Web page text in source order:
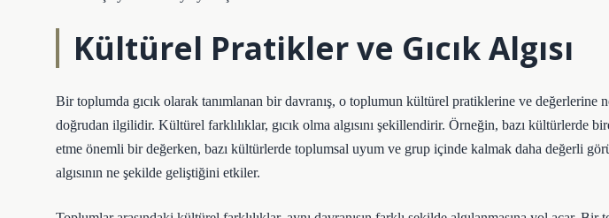
Kültürel Pratikler ve Gıcık Algısı
Bir toplumda gıcık olarak tanımlanan bir davranış, o toplumun kültürel pratiklerine ve değerlerine
doğrudan ilgilidir. Kültürel farklılıklar, gıcık olma algısını şekillendirir. Örneğin, bazı kültürlerde
etme önemli bir değerken, bazı kültürlerde toplumsal uyum ve grup içinde kalmak daha değerli
algısının ne şekilde geliştiğini etkiler.